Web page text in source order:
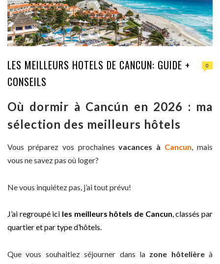
LES MEILLEURS HOTELS DE CANCUN: GUIDE +
CONSEILS
0
Où dormir à Cancún en 2026 : ma
sélection des meilleurs hôtels
Vous préparez vos prochaines vacances à Cancun, mais
vous ne savez pas où loger?
Ne vous inquiétez pas, j’ai tout prévu!
J’ai regroupé ici les meilleurs hôtels de Cancun, classés par
quartier et par type d’hôtels.
Que vous souhaitiez séjourner dans la zone hôtelièreà